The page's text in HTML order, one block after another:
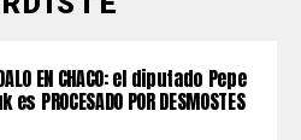
EN CHACO: el diputado Pepe
PROCESADO POR DESMOSTES